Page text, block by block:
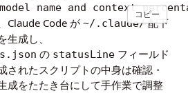
name and context
コピー
Claude Code が~/.claude/配下
成し、
の statusLine フィールド
されたスクリプトの中身は確認・
成をたたき台にして手作業で調整